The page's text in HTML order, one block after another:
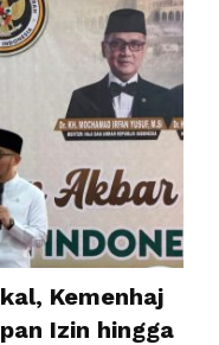
Kemenhaj
Izin hingga